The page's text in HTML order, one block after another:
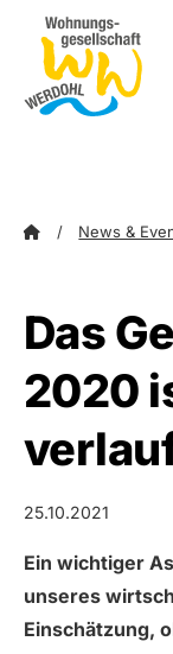
zum Inhalt
News &
Das
2020
25.10.2021
Ein wichtiger
unseres
Einschätzung,